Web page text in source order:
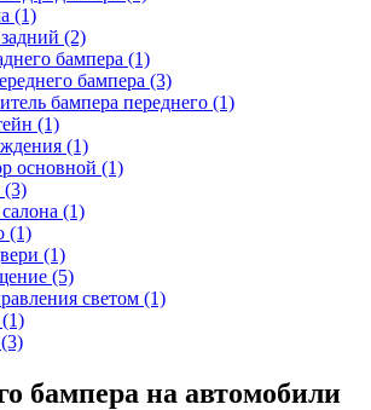
(1)
(2)
бампера (1)
бампера (3)
бампера переднего (1)
(1)
(1)
основной (1)
(3)
(1)
(1)
(1)
(5)
светом (1)
бампера на автомобили